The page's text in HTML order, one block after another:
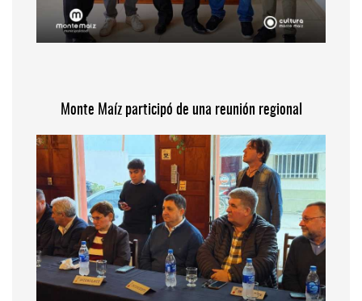
Monte Maíz participó de una reunión regional